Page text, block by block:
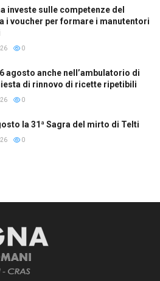
investe sulle competenze del
i voucher per formare i manutentori
0
agosto anche nell’ambulatorio di
di rinnovo di ricette ripetibili
0
la 31ª Sagra del mirto di Telti
0